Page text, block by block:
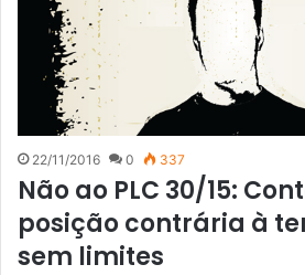
22/11/2016 0 337
Não ao PLC 30/15:
posição contrária à
sem limites